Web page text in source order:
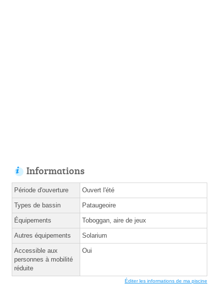
Informations
Période d'ouverture Ouvert l'été
Types de bassin Pataugeoire
Équipements Toboggan, aire de jeux
Autres équipements Solarium
Accessible aux
personnes à mobilité
réduite
Oui
Éditer les informations de ma piscine